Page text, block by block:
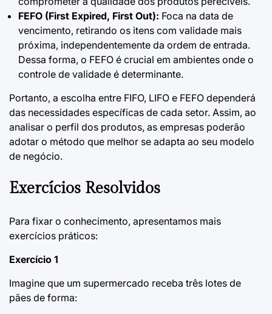
FEFO (First Expired, First Out): Foca na data de
vencimento, retirando os itens com validade mais
próxima, independentemente da ordem de entrada.
Dessa forma, o FEFO é crucial em ambientes onde o
controle de validade é determinante.
Portanto, a escolha entre FIFO, LIFO e FEFO dependerá
das necessidades específicas de cada setor. Assim, ao
analisar o perfil dos produtos, as empresas poderão
adotar o método que melhor se adapta ao seu modelo
de negócio.
Exercícios Resolvidos
Para fixar o conhecimento, apresentamos mais
exercícios práticos:
Exercício 1
Imagine que um supermercado receba três lotes de
pães de forma: